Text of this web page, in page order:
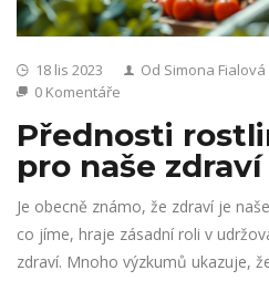
18 lis 2023 Od Simona Fialová
0 Komentáře
Přednosti
pro naše zdraví
Je obecně známo, že zdraví je
co jíme, hraje zásadní roli v
zdraví. Mnoho výzkumů ukazuje,